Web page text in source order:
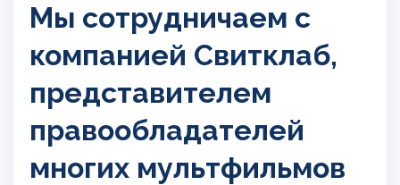
Мы сотрудничаем с
компанией Свитклаб,
представителем
правообладателей
многих мультфильмов